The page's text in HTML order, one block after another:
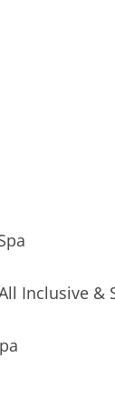
Inclusive &